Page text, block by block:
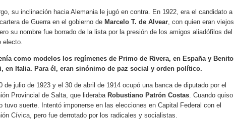
su inclinación hacia Alemania le jugó en contra. En 1922, era el candidato a
de Guerra en el gobierno de Marcelo T. de Alvear , con quien eran viejos
su nombre fue borrado de la lista por la presión de los amigos aliadófilos del
electo.
como modelos los regímenes de Primo de Rivera, en España y Benito
en Italia. Para él, eran sinónimo de paz social y orden político.
de julio de 1923 y el 30 de abril de 1914 ocupó una banca de diputado por el
Provincial de Salta, que lideraba Robustiano Patrón Costas . Cuando quiso
tuvo suerte. Intentó imponerse en las elecciones en Capital Federal con el
Cívica, pero fue derrotado por los radicales y socialistas.